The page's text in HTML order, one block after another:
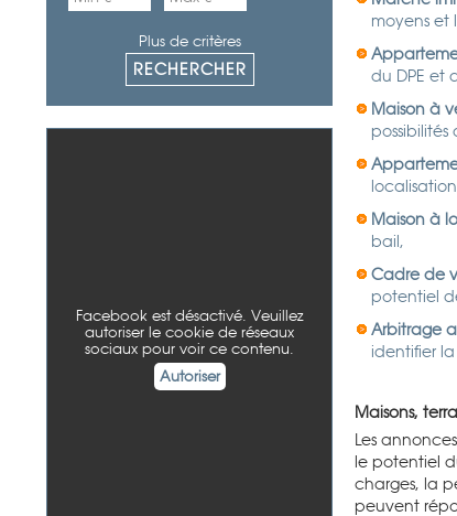
Plus de critères
Facebook est désactivé. Veuillez
autoriser le cookie de réseaux
sociaux pour voir ce contenu.
Autoriser
moyens et
du DPE et
Maison à
Maison à
bail,
Cadre de
potentiel
Arbitrage
identifier
Maisons,
Les
le potentiel
charges, la
peuvent